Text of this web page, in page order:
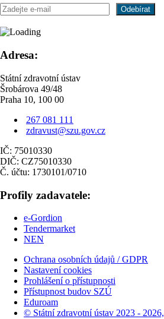
Adresa:
Státní zdravotní ústav
Šrobárova 49/48
Praha 10, 100 00
267 081 111
zdravust@szu.gov.cz
IČ: 75010330
DIČ: CZ75010330
Č. účtu: 1730101/0710
Profily zadavatele:
e-Gordion
Tendermarket
NEN
Ochrana osobních údajů / GDPR
Nastavení cookies
Prohlášení o přístupnosti
Přístupnost budov SZÚ
Eduroam
© Státní zdravotní ústav 2023 -